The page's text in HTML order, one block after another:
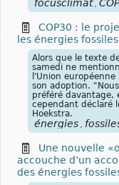
focusclimat
COP30 : le
les énergies fossiles
Alors que le texte
samedi ne
l'Union
son adoption.
préféré
cependant déclaré
Hoekstra.
énergies
Une nouvelle
accouche d’un
des énergies